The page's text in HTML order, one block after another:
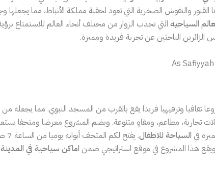
والنقوش الصخرية التي تعود لحقبة مملكة الأنباط، مما يجعلها
السياحيه التي تجذب الزوار من مختلف أنحاء العالم للاستمتاع
الزائرين الباحثين عن تجربة فريدة ومميزة.
ثقافيا وترفيهيا فريدا يقع بالقرب من المسجد النبوي. مما يجعله من
تجارية، مطاعم، ومقاهٍ متنوعة. ويضم المشروع معرضا ومتحفا
في السياحة للاطفال
هذا المشروع في موقع استراتيجي ضمن اماكن سياحية في المدينة